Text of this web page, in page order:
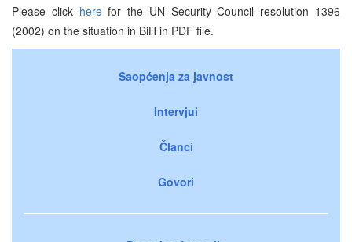
Please click herefor the UN Security Council resolution 1396
(2002) on the situation in BiH in PDF file.
Saopćenja za javnost
Intervjui
Članci
Govori